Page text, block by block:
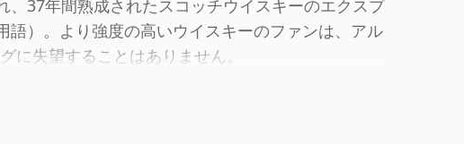
、37年間熟成されたスコッチウイスキーのエクスプ
語）。より強度の高いウイスキーのファンは、アル
に失望することはありません。